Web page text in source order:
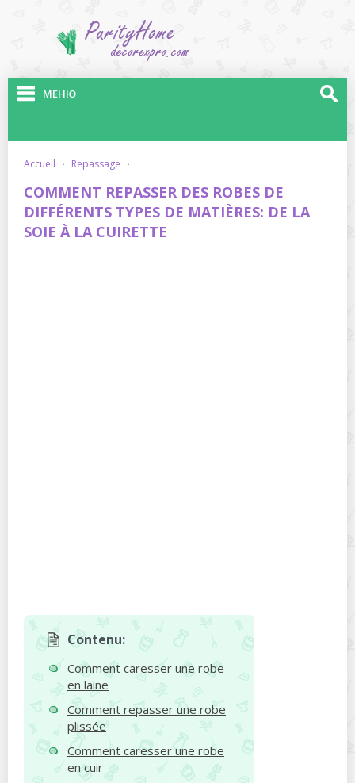
МЕНЮ
accueil · repassage ·
COMMENT REPASSER DES ROBES DE
DIFFÉRENTS TYPES DE MATIÈRES: DE LA
SOIE À LA CUIRETTE
Contenu:
Comment caresser une robe
en laine
Comment repasser une robe
plissée
Comment caresser une robe
en cuir